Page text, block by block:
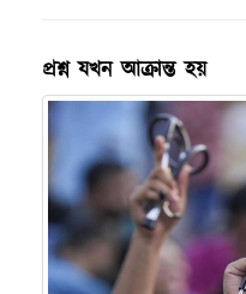
প্রশ্ন যখন আক্রান্ত হয়